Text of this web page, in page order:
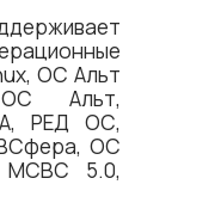
ОС Альт
Альт,
РЕД ОС,
ОС
МСВС 5.0,